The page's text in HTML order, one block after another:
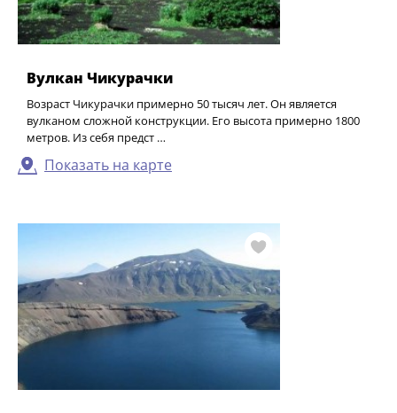
Вулкан Чикурачки
Возраст Чикурачки примерно 50 тысяч лет. Он является
вулканом сложной конструкции. Его высота примерно 1800
метров. Из себя предст …
Показать на карте